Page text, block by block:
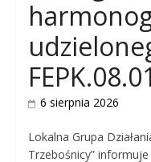
6 sierpnia 2026
Lokalna Grupa
Trzebośnicy”